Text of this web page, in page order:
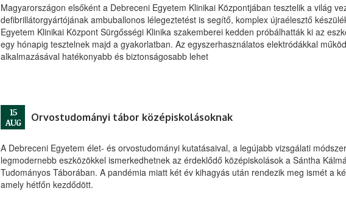
Magyarországon elsőként a Debreceni Egyetem Klinikai Központjában tesztelik a világ
defibrillátorgyártójának ambuballonos lélegeztetést is segítő, komplex újraélesztő
Egyetem Klinikai Központ Sürgősségi Klinika szakemberei kedden próbálhatták ki az
egy hónapig tesztelnek majd a gyakorlatban. Az egyszerhasználatos elektródákkal
alkalmazásával hatékonyabb és biztonságosabb lehet
15
AUG
Orvostudományi tábor középiskolásoknak
A Debreceni Egyetem élet- és orvostudományi kutatásaival, a legújabb vizsgálati
legmodernebb eszközökkel ismerkedhetnek az érdeklődő középiskolások a Sántha
Tudományos Táborában. A pandémia miatt két év kihagyás után rendezik meg ismét a
amely hétfőn kezdődött.